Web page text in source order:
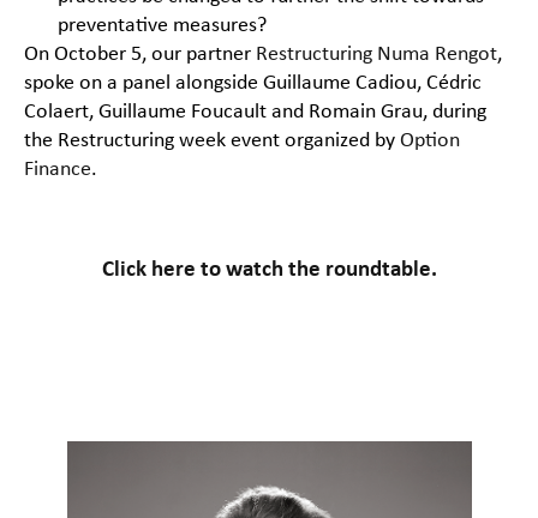
preventative measures?
On October 5, our partner Restructuring Numa Rengot,
spoke on a panel alongside Guillaume Cadiou, Cédric
Colaert, Guillaume Foucault and Romain Grau, during
the Restructuring week event organized by Option
Finance.
Click here to watch the roundtable.